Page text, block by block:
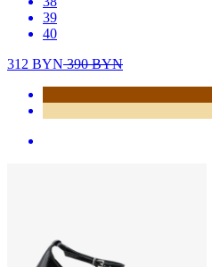
39
40
312 BYN390BYN